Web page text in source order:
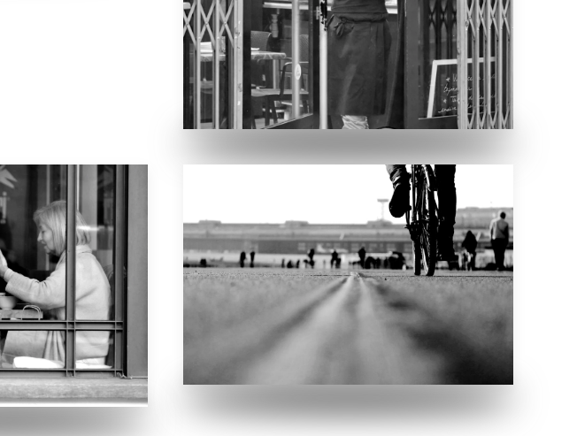
VERGRÖSSERN
in Esslingen.
unterhalten
Café. Sie
Eine schöne
An einem sonnigen Nachmittag auf dem
Rollfeld des Berliner Flughafens Tempelhof.
Die Menschen genießen ihre Freizeit. Wir sind
mit dem Rag unterwegs, da entscheide ich
mich die Froschperspektive einzunehmen.